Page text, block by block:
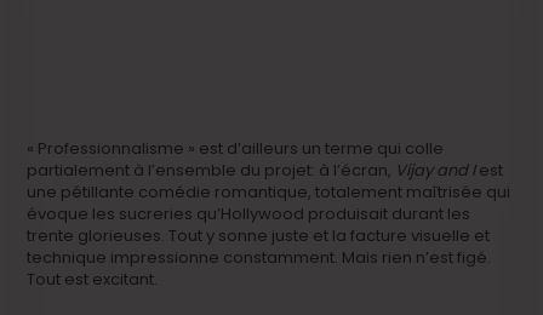
« Professionnalisme » est d’ailleurs un terme qui colle
partialement à l’ensemble du projet: à l’écran, Vijay and Iest
une pétillante comédie romantique, totalement maîtrisée qui
évoque les sucreries qu’Hollywood produisait durant les
trente glorieuses. Tout y sonne juste et la facture visuelle et
technique impressionne constamment. Mais rien n’est figé.
Tout est excitant.